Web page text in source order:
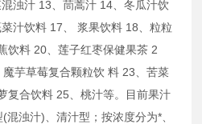
浊汁 13、茼蒿汁 14、冬瓜汁饮
汁饮料 17、 浆果饮料 18、粒粒
饮料 20、莲子红枣保健果茶 2
芋草莓复合颗粒饮 料 23、苦菜
复合饮料 25、桃汁等。目前果汁
浊汁)、清汁型；按浓度分为*、